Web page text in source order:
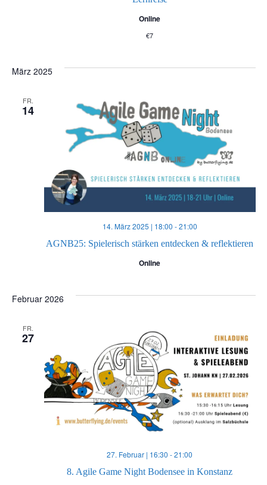
i
n
Online
€7
März 2025
FR.
14
AGNB25: Spielerisch stärken entdecken & reflektieren
14. März 2025 | 18:00 -21:00
Online
Februar 2026
FR.
27
8. Agile Game Night Bodensee in Konstanz
27. Februar | 16:30 -21:00